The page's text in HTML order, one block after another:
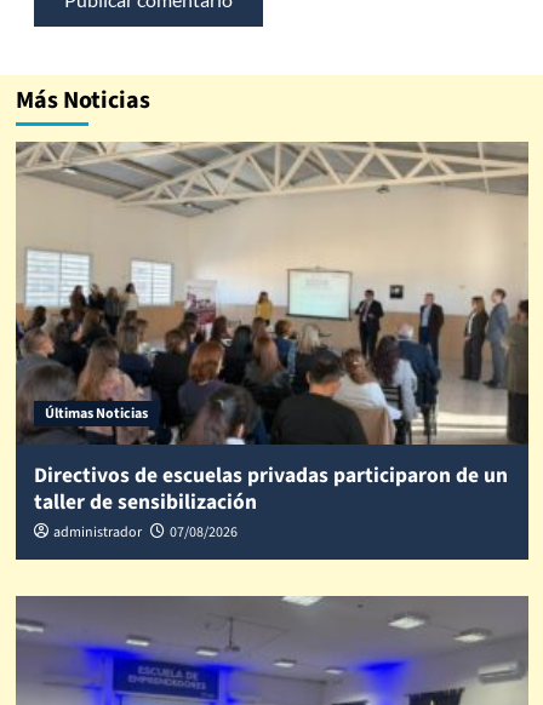
Más Noticias
Últimas Noticias
Directivos de escuelas privadas participaron de un
taller de sensibilización
administrador 07/08/2026